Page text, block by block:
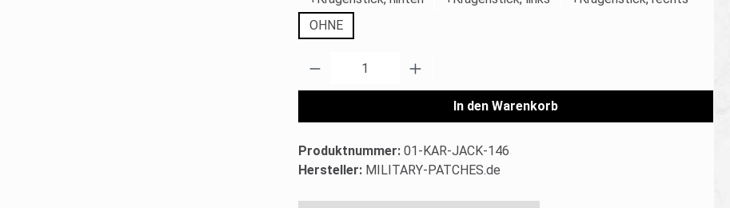
OHNE
Produkt Anzahl: Gib den gewünschten Wert ein
In den Warenkorb
Produktnummer: 01-KAR-JACK-146
Hersteller: MILITARY-PATCHES.de